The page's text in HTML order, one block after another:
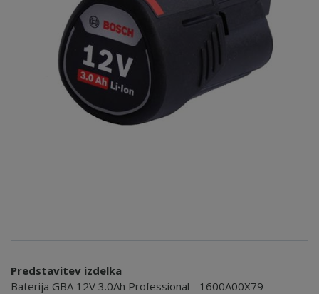
Predstavitev izdelka
Baterija GBA 12V 3.0Ah Professional - 1600A00X79